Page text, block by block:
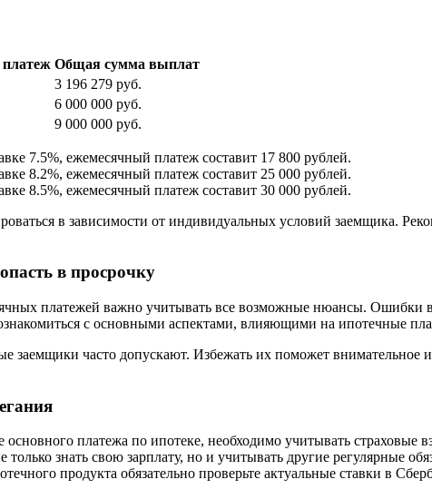
Общая сумма выплат
3 196 279 руб.
6 000 000 руб.
9 000 000 руб.
7.5%, ежемесячный платеж составит 17 800 рублей.
8.2%, ежемесячный платеж составит 25 000 рублей.
8.5%, ежемесячный платеж составит 30 000 рублей.
в зависимости от индивидуальных условий заемщика.
в просрочку
платежей важно учитывать все возможные нюансы. Ошибки
с основными аспектами, влияющими на ипотечные
заемщики часто допускают. Избежать их поможет внимательное
основного платежа по ипотеке, необходимо учитывать страховые
только знать свою зарплату, но и учитывать другие регулярные
продукта обязательно проверьте актуальные ставки в